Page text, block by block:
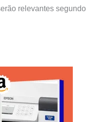
relevantes segundo